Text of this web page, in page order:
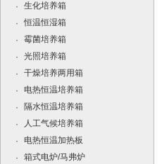
·
生化培养箱
·
恒温恒湿箱
·
霉菌培养箱
·
光照培养箱
·
干燥培养两用箱
·
电热恒温培养箱
·
隔水恒温培养箱
·
人工气候培养箱
·
电热恒温加热板
·
箱式电炉/马弗炉